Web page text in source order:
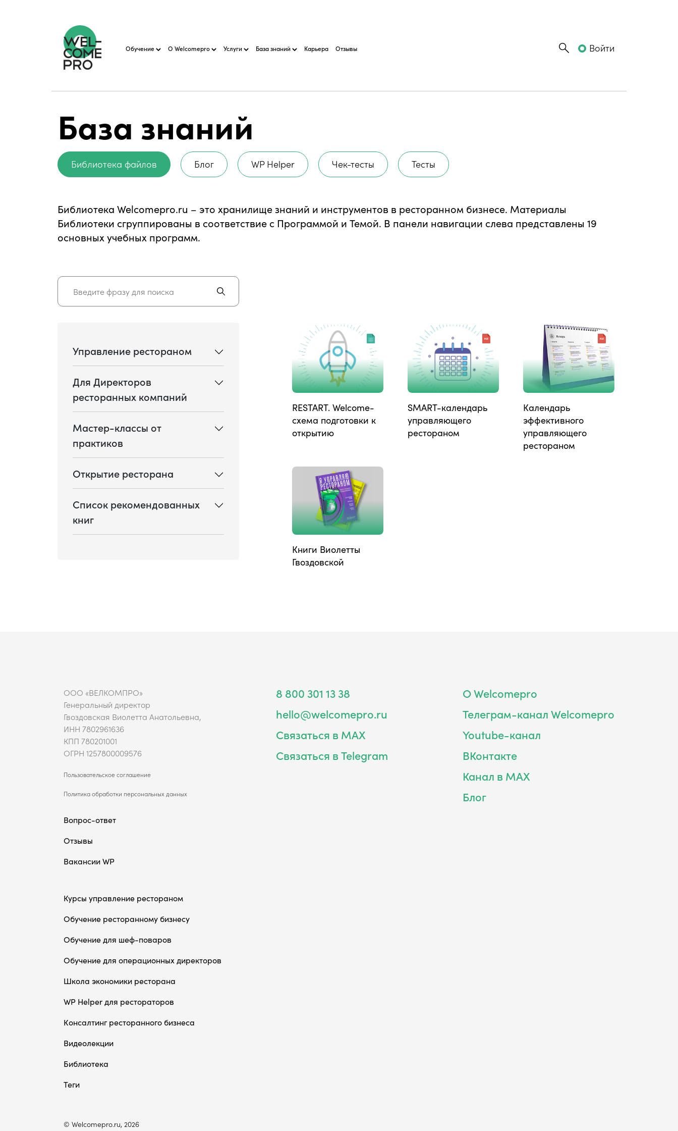
Обучение О Welcomepro Услуги База знаний Карьера Отзывы Войти
База знаний
Библиотека файлов Блог WP Helper Чек-тесты Тесты
Библиотека Welcomepro.ru – это хранилище знаний и инструментов в ресторанном бизнесе. Материалы
Библиотеки сгруппированы в соответствие с Программой и Темой. В панели навигации слева представлены 19
основных учебных программ.
Управление рестораном
Для Директоров
ресторанных компаний
Мастер-классы от
практиков
Открытие ресторана
Список рекомендованных
книг
RESTART. Welcome-
схема подготовки к
открытию
SMART-календарь
управляющего
рестораном
Календарь
эффективного
управляющего
рестораном
Книги Виолетты
Гвоздовской
ООО «ВЕЛКОМПРО»
Генеральный директор
Гвоздовская Виолетта Анатольевна,
ИНН 7802961636
КПП 780201001
ОГРН 1257800009576
Пользовательское соглашение
Политика обработки персональных данных
Вопрос-ответ
Отзывы
Вакансии WP
8 800 301 13 38
hello@welcomepro.ru
Связаться в MAX
Связаться в Telegram
О Welcomepro
Телеграм-канал Welcomepro
Youtube-канал
ВКонтакте
Канал в MAX
Блог
Курсы управление рестораном
Обучение ресторанному бизнесу
Обучение для шеф-поваров
Обучение для операционных директоров
Школа экономики ресторана
WP Helper для рестораторов
Консалтинг ресторанного бизнеса
Видеолекции
Библиотека
Теги
© Welcomepro.ru, 2026